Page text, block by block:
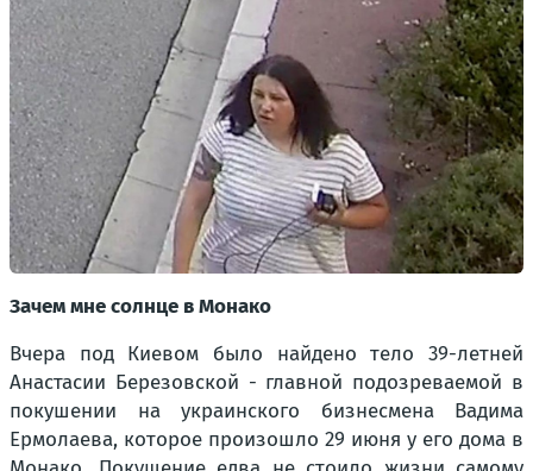
Зачем мне солнце в Монако
Вчера под Киевом было найдено тело 39-летней
Анастасии Березовской - главной подозреваемой в
покушении на украинского бизнесмена Вадима
Ермолаева, которое произошло 29 июня у его дома в